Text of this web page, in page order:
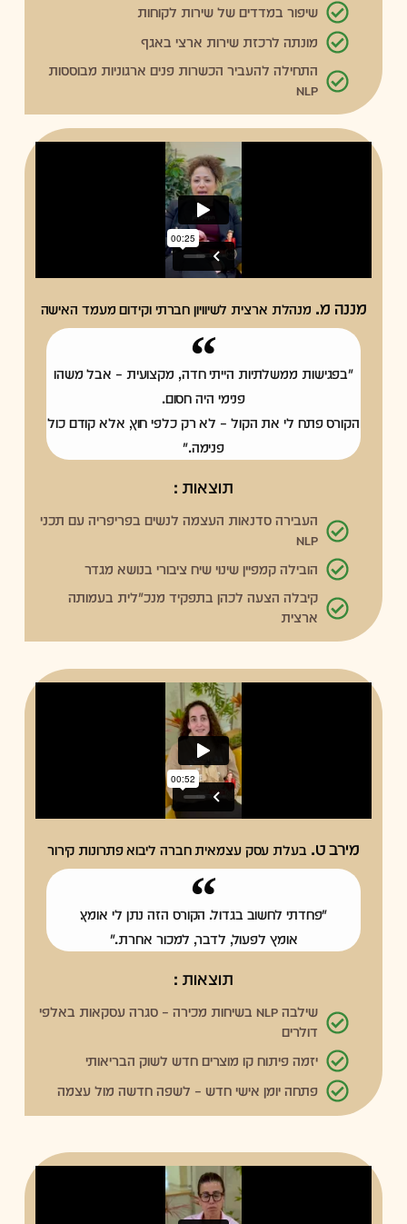
שיפור במדדים של שירות לקוחות
מונתה לרכזת שירות ארצי באגף
התחילה להעביר הכשרות פנים ארגוניות מבוססות
NLP
מננה מ. מנהלת ארצית לשיוויון חברתי וקידום מעמד האישה
"בפגישות ממשלתיות הייתי חדה, מקצועית – אבל משהו
פנימי היה חסום.
הקורס פתח לי את הקול – לא רק כלפי חוץ, אלא קודם כול
פנימה."
תוצאות :
העבירה סדנאות העצמה לנשים בפריפריה עם תכני
NLP
הובילה קמפיין שינוי שיח ציבורי בנושא מגדר
קיבלה הצעה לכהן בתפקיד מנכ"לית בעמותה
ארצית
מירב ט. בעלת עסק עצמאית חברה ליבוא פתרונות קירור
"פחדתי לחשוב בגדול. הקורס הזה נתן לי אומץ.
אומץ לפעול, לדבר, למכור אחרת."
תוצאות :
שילבה NLP בשיחות מכירה – סגרה עסקאות באלפי
דולרים
יזמה פיתוח קו מוצרים חדש לשוק הבריאותי
פתחה יומן אישי חדש – לשפה חדשה מול עצמה